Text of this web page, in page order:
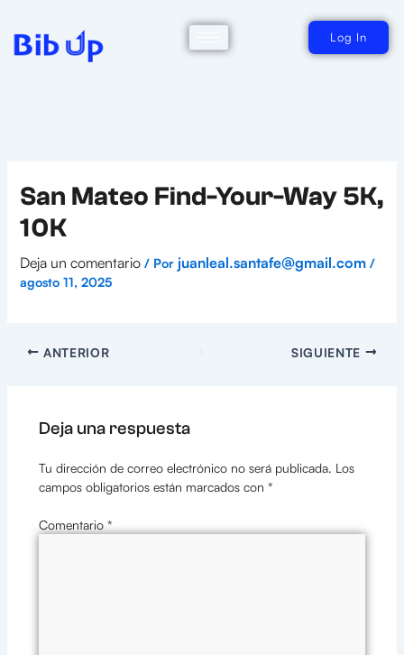
contenido
Log In
San Mateo Find-Your-Way 5K,
10K
Deja un comentario / Por juanleal.santafe@gmail.com /
agosto 11, 2025
ANTERIOR SIGUIENTE
Deja una respuesta
Tu dirección de correo electrónico no será publicada. Los
campos obligatorios están marcados con *
Comentario *